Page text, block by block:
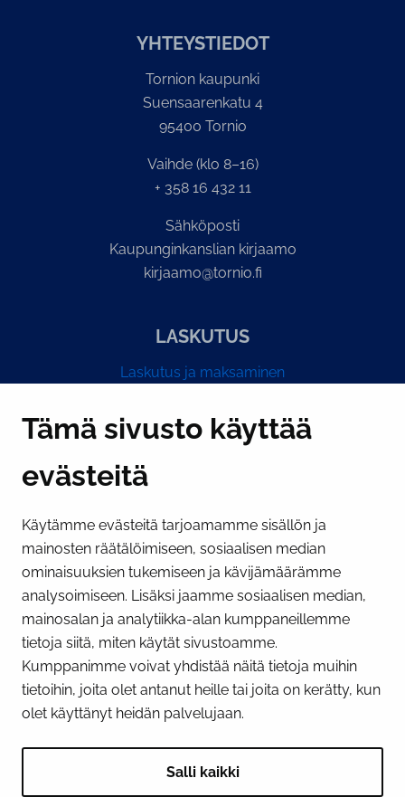
Tämä sivusto käyttää
evästeitä
Käytämme evästeitä tarjoamamme sisällön ja
mainosten räätälöimiseen, sosiaalisen median
ominaisuuksien tukemiseen ja kävijämäärämme
analysoimiseen. Lisäksi jaamme sosiaalisen median,
mainosalan ja analytiikka-alan kumppaneillemme
tietoja siitä, miten käytät sivustoamme.
Kumppanimme voivat yhdistää näitä tietoja muihin
tietoihin, joita olet antanut heille tai joita on kerätty, kun
olet käyttänyt heidän palvelujaan.
Salli kaikki
YH­TEYS­TIE­DOT
Tornion kaupunki
Suensaarenkatu 4
95400 Tornio
Vaihde (klo 8–16)
+ 358 16 432 11
Sähköposti
Kaupunginkanslian kirjaamo
kirjaamo@tornio.fi
LASKUTUS
Laskutus ja maksaminen
PI­KA­LINK­KE­JÄ
Näytä evästeasetukseni
SOSIAALINEN MEDIA
Facebook InstagramYouTube